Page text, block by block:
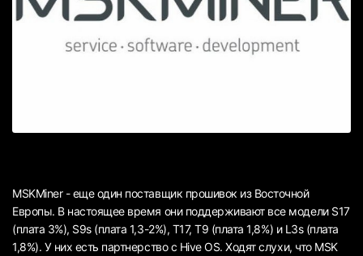
MSKMiner - еще один поставщик прошивок из Восточной
Европы. В настоящее время они поддерживают все модели S17
(плата 3%), S9s (плата 1,3-2%), T17, T9 (плата 1,8%) и L3s (плата
1,8%). У них есть партнерство с Hive OS. Ходят слухи, что MSK